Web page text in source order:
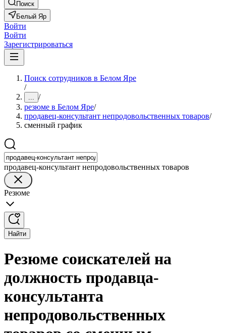
Поиск
Белый Яр
Войти
Войти
Зарегистрироваться
Поиск сотрудников в Белом Яре
/
... /
резюме в Белом Яре/
продавец-консультант непродовольственных товаров/
сменный график
продавец-консультант непродовольственных товаров
Резюме
Найти
Резюме соискателей на
должность продавца-
консультанта
непродовольственных